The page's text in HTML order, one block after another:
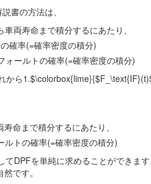
書の方法は、
両寿命まで積分するにあたり、
確率(=確率密度の積分)
ールトの確率(=確率密度の積分)
ら
命まで積分するにあたり、
トの確率(=確率密度の積分)
DPFを単純に求めることができま
です。